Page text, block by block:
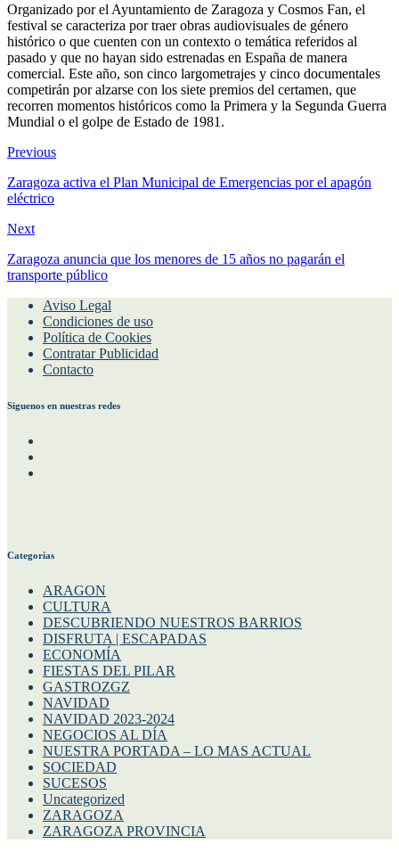
Organizado por el Ayuntamiento de Zaragoza y Cosmos Fan, el
festival se caracteriza por traer obras audiovisuales de género
histórico o que cuenten con un contexto o temática referidos al
pasado y que no hayan sido estrenadas en España de manera
comercial. Este año, son cinco largometrajes y cinco documentales
competirán por alzarse con los siete premios del certamen, que
recorren momentos históricos como la Primera y la Segunda Guerra
Mundial o el golpe de Estado de 1981.
Previous
Zaragoza activa el Plan Municipal de Emergencias por el apagón
eléctrico
Next
Zaragoza anuncia que los menores de 15 años no pagarán el
transporte público
Aviso Legal
Condiciones de uso
Política de Cookies
Contratar Publicidad
Contacto
Siguenos en nuestras redes
Categorías
ARAGON
CULTURA
DESCUBRIENDO NUESTROS BARRIOS
DISFRUTA | ESCAPADAS
ECONOMÍA
FIESTAS DEL PILAR
GASTROZGZ
NAVIDAD
NAVIDAD 2023-2024
NEGOCIOS AL DÍA
NUESTRA PORTADA – LO MAS ACTUAL
SOCIEDAD
SUCESOS
Uncategorized
ZARAGOZA
ZARAGOZA PROVINCIA